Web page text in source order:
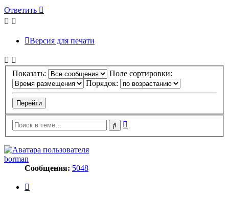
Ответить
Версия для печати
Показать:
Поле сортировки:
Порядок:
Поиск
borman
Сообщения: 5048